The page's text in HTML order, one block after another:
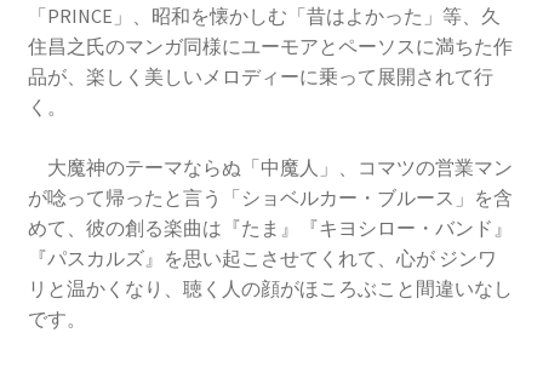
「PRINCE」、昭和を懐かしむ「昔はよかった」等、久
住昌之氏のマンガ同様にユーモアとペーソスに満ちた作
品が、楽しく美しいメロディーに乗って展開されて行
く。
大魔神のテーマならぬ「中魔人」、コマツの営業マン
が唸って帰ったと言う「ショベルカー・ブルース」を含
めて、彼の創る楽曲は『たま』『キヨシロー・バンド』
『パスカルズ』を思い起こさせてくれて、心が ジンワ
リと温かくなり、聴く人の顔がほころぶこと間違いなし
です。